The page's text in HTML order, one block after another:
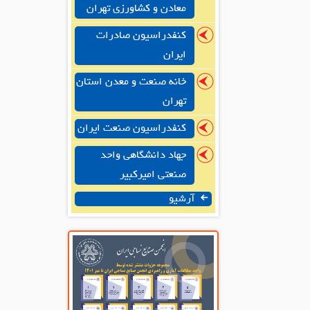
معادن و کشاورزی تهران
کنفدراسیون صادرات
ایران
خانه صنعت و معدن استان
تهران
کنفدراسیون صنعت ایران
جهاد دانشگاهی واحد
صنعتی امیرکبیر
آرشیو